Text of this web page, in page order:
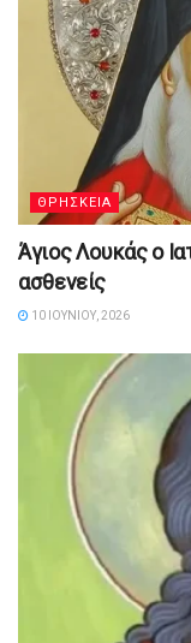
ΘΡΗΣΚΕΙΑ
Άγιος Λουκάς ο
ασθενείς
10 ΙΟΥΝΊΟΥ, 2026